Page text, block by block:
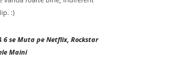
:)
6 se Muta pe Netflix, Rockstar
Maini